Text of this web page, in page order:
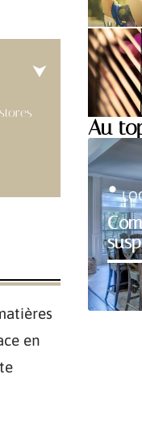
en
Au